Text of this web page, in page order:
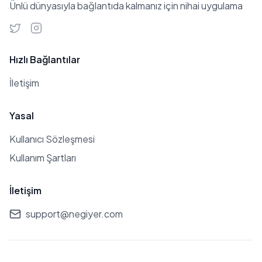
ve sahne performansları ile Türk
sanat dünyasında önemli bir figür
Ünlü dünyasıyla bağlantıda kalmanız için nihai uygulama
Hızlı Bağlantılar
İletişim
Yasal
Kullanıcı Sözleşmesi
Kullanım Şartları
İletişim
support@negiyer.com